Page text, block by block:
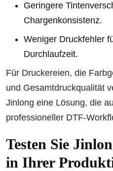
Geringere
Chargenkonsistenz.
Weniger Druckfehler
Durchlaufzeit.
Für Druckereien, die
und Gesamtdruckqualität
Jinlong eine Lösung, die
professioneller DTF-
Testen Sie
in Ihrer